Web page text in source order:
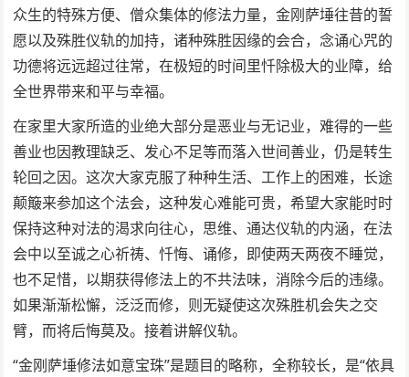
众生的特殊方便、僧众集体的修法力量，金刚萨埵往昔的誓
愿以及殊胜仪轨的加持，诸种殊胜因缘的会合，念诵心咒的
功德将远远超过往常，在极短的时间里忏除极大的业障，给
全世界带来和平与幸福。
在家里大家所造的业绝大部分是恶业与无记业，难得的一些
善业也因教理缺乏、发心不足等而落入世间善业，仍是转生
轮回之因。这次大家克服了种种生活、工作上的困难，长途
颠簸来参加这个法会，这种发心难能可贵，希望大家能时时
保持这种对法的渴求向往心，思维、通达仪轨的内涵，在法
会中以至诚之心祈祷、忏悔、诵修，即使两天两夜不睡觉，
也不足惜，以期获得修法上的不共法味，消除今后的违缘。
如果渐渐松懈，泛泛而修，则无疑使这次殊胜机会失之交
臂，而将后悔莫及。接着讲解仪轨。
“金刚萨埵修法如意宝珠”是题目的略称，全称较长，是“依具